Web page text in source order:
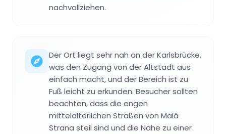
nachvollziehen.
Der Ort liegt sehr nah an der Karlsbrücke,
was den Zugang von der Altstadt aus
einfach macht, und der Bereich ist zu
Fuß leicht zu erkunden. Besucher sollten
beachten, dass die engen
mittelalterlichen Straßen von Malá
Strana steil sind und die Nähe zu einer